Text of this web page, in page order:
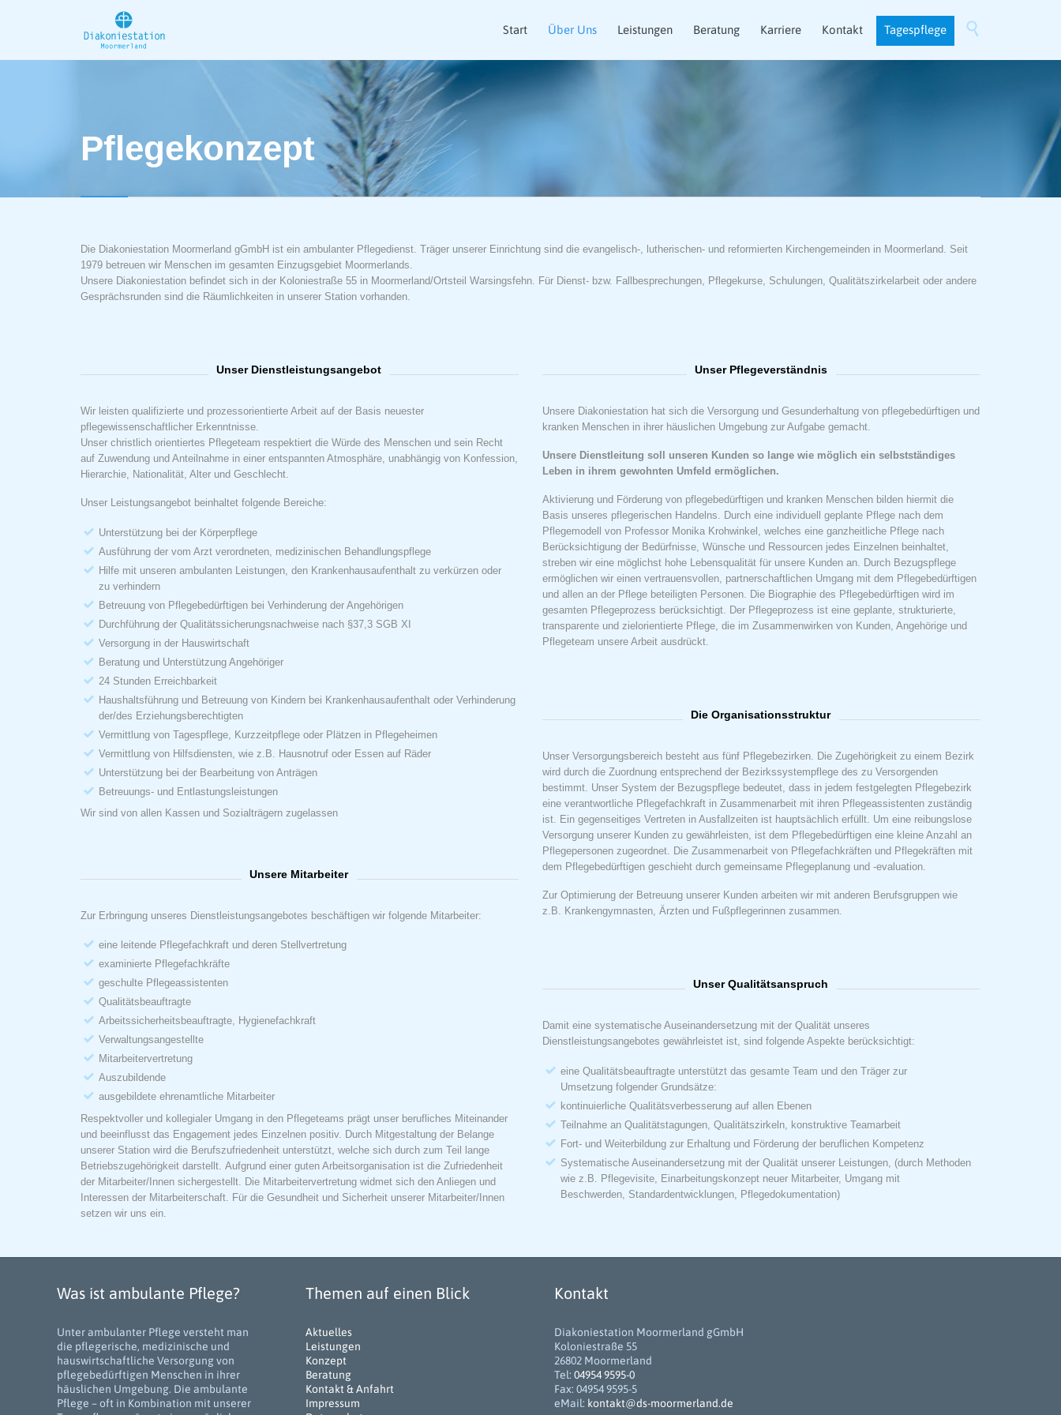
to
Start Über Uns Leistungen Beratung Karriere Kontakt Tagespflege 
Pflegekonzept
Die Diakoniestation Moormerland gGmbH ist ein ambulanter Pflegedienst. Träger unserer Einrichtung sind die evangelisch-, lutherischen- und reformierten Kirchengemeinden in Moormerland. Seit
1979 betreuen wir Menschen im gesamten Einzugsgebiet Moormerlands.
Unsere Diakoniestation befindet sich in der Koloniestraße 55 in Moormerland/Ortsteil Warsingsfehn. Für Dienst- bzw. Fallbesprechungen, Pflegekurse, Schulungen, Qualitätszirkelarbeit oder andere
Gesprächsrunden sind die Räumlichkeiten in unserer Station vorhanden.
Unser Dienstleistungsangebot
Wir leisten qualifizierte und prozessorientierte Arbeit auf der Basis neuester
pflegewissenschaftlicher Erkenntnisse.
Unser christlich orientiertes Pflegeteam respektiert die Würde des Menschen und sein Recht
auf Zuwendung und Anteilnahme in einer entspannten Atmosphäre, unabhängig von Konfession,
Hierarchie, Nationalität, Alter und Geschlecht.
Unser Leistungsangebot beinhaltet folgende Bereiche:
Unterstützung bei der Körperpflege
Ausführung der vom Arzt verordneten, medizinischen Behandlungspflege
Hilfe mit unseren ambulanten Leistungen, den Krankenhausaufenthalt zu verkürzen oder
zu verhindern
Betreuung von Pflegebedürftigen bei Verhinderung der Angehörigen
Durchführung der Qualitätssicherungsnachweise nach §37,3 SGB XI
Versorgung in der Hauswirtschaft
Beratung und Unterstützung Angehöriger
24 Stunden Erreichbarkeit
Haushaltsführung und Betreuung von Kindern bei Krankenhausaufenthalt oder Verhinderung
der/des Erziehungsberechtigten
Vermittlung von Tagespflege, Kurzzeitpflege oder Plätzen in Pflegeheimen
Vermittlung von Hilfsdiensten, wie z.B. Hausnotruf oder Essen auf Räder
Unterstützung bei der Bearbeitung von Anträgen
Betreuungs- und Entlastungsleistungen
Wir sind von allen Kassen und Sozialträgern zugelassen
Unsere Mitarbeiter
Zur Erbringung unseres Dienstleistungsangebotes beschäftigen wir folgende Mitarbeiter:
eine leitende Pflegefachkraft und deren Stellvertretung
examinierte Pflegefachkräfte
geschulte Pflegeassistenten
Qualitätsbeauftragte
Arbeitssicherheitsbeauftragte, Hygienefachkraft
Verwaltungsangestellte
Mitarbeitervertretung
Auszubildende
ausgebildete ehrenamtliche Mitarbeiter
Respektvoller und kollegialer Umgang in den Pflegeteams prägt unser berufliches Miteinander
und beeinflusst das Engagement jedes Einzelnen positiv. Durch Mitgestaltung der Belange
unserer Station wird die Berufszufriedenheit unterstützt, welche sich durch zum Teil lange
Betriebszugehörigkeit darstellt. Aufgrund einer guten Arbeitsorganisation ist die Zufriedenheit
der Mitarbeiter/Innen sichergestellt. Die Mitarbeitervertretung widmet sich den Anliegen und
Interessen der Mitarbeiterschaft. Für die Gesundheit und Sicherheit unserer Mitarbeiter/Innen
setzen wir uns ein.
Unser Pflegeverständnis
Unsere Diakoniestation hat sich die Versorgung und Gesunderhaltung von pflegebedürftigen und
kranken Menschen in ihrer häuslichen Umgebung zur Aufgabe gemacht.
Unsere Dienstleitung soll unseren Kunden so lange wie möglich ein selbstständiges
Leben in ihrem gewohnten Umfeld ermöglichen.
Aktivierung und Förderung von pflegebedürftigen und kranken Menschen bilden hiermit die
Basis unseres pflegerischen Handelns. Durch eine individuell geplante Pflege nach dem
Pflegemodell von Professor Monika Krohwinkel, welches eine ganzheitliche Pflege nach
Berücksichtigung der Bedürfnisse, Wünsche und Ressourcen jedes Einzelnen beinhaltet,
streben wir eine möglichst hohe Lebensqualität für unsere Kunden an. Durch Bezugspflege
ermöglichen wir einen vertrauensvollen, partnerschaftlichen Umgang mit dem Pflegebedürftigen
und allen an der Pflege beteiligten Personen. Die Biographie des Pflegebedürftigen wird im
gesamten Pflegeprozess berücksichtigt. Der Pflegeprozess ist eine geplante, strukturierte,
transparente und zielorientierte Pflege, die im Zusammenwirken von Kunden, Angehörige und
Pflegeteam unsere Arbeit ausdrückt.
Die Organisationsstruktur
Unser Versorgungsbereich besteht aus fünf Pflegebezirken. Die Zugehörigkeit zu einem Bezirk
wird durch die Zuordnung entsprechend der Bezirkssystempflege des zu Versorgenden
bestimmt. Unser System der Bezugspflege bedeutet, dass in jedem festgelegten Pflegebezirk
eine verantwortliche Pflegefachkraft in Zusammenarbeit mit ihren Pflegeassistenten zuständig
ist. Ein gegenseitiges Vertreten in Ausfallzeiten ist hauptsächlich erfüllt. Um eine reibungslose
Versorgung unserer Kunden zu gewährleisten, ist dem Pflegebedürftigen eine kleine Anzahl an
Pflegepersonen zugeordnet. Die Zusammenarbeit von Pflegefachkräften und Pflegekräften mit
dem Pflegebedürftigen geschieht durch gemeinsame Pflegeplanung und -evaluation.
Zur Optimierung der Betreuung unserer Kunden arbeiten wir mit anderen Berufsgruppen wie
z.B. Krankengymnasten, Ärzten und Fußpflegerinnen zusammen.
Unser Qualitätsanspruch
Damit eine systematische Auseinandersetzung mit der Qualität unseres
Dienstleistungsangebotes gewährleistet ist, sind folgende Aspekte berücksichtigt:
eine Qualitätsbeauftragte unterstützt das gesamte Team und den Träger zur
Umsetzung folgender Grundsätze:
kontinuierliche Qualitätsverbesserung auf allen Ebenen
Teilnahme an Qualitätstagungen, Qualitätszirkeln, konstruktive Teamarbeit
Fort- und Weiterbildung zur Erhaltung und Förderung der beruflichen Kompetenz
Systematische Auseinandersetzung mit der Qualität unserer Leistungen, (durch Methoden
wie z.B. Pflegevisite, Einarbeitungskonzept neuer Mitarbeiter, Umgang mit
Beschwerden, Standardentwicklungen, Pflegedokumentation)
Was ist ambulante Pflege?
Unter ambulanter Pflege versteht man
die pflegerische, medizinische und
hauswirtschaftliche Versorgung von
pflegebedürftigen Menschen in ihrer
häuslichen Umgebung. Die ambulante
Pflege – oft in Kombination mit unserer
Themen auf einen Blick
Aktuelles
Leistungen
Konzept
Beratung
Kontakt & Anfahrt
Impressum
Kontakt
Diakoniestation Moormerland gGmbH
Koloniestraße 55
26802 Moormerland
Tel: 04954 9595-0
Fax: 04954 9595-5
eMail: kontakt@ds-moormerland.de